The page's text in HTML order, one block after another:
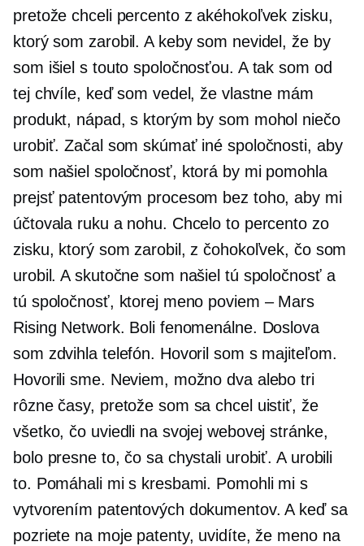
pretože chceli percento z akéhokoľvek zisku,
ktorý som zarobil. A keby som nevidel, že by
som išiel s touto spoločnosťou. A tak som od
tej chvíle, keď som vedel, že vlastne mám
produkt, nápad, s ktorým by som mohol niečo
urobiť. Začal som skúmať iné spoločnosti, aby
som našiel spoločnosť, ktorá by mi pomohla
prejsť patentovým procesom bez toho, aby mi
účtovala ruku a nohu. Chcelo to percento zo
zisku, ktorý som zarobil, z čohokoľvek, čo som
urobil. A skutočne som našiel tú spoločnosť a
tú spoločnosť, ktorej meno poviem – Mars
Rising Network. Boli fenomenálne. Doslova
som zdvihla telefón. Hovoril som s majiteľom.
Hovorili sme. Neviem, možno dva alebo tri
rôzne časy, pretože som sa chcel uistiť, že
všetko, čo uviedli na svojej webovej stránke,
bolo presne to, čo sa chystali urobiť. A urobili
to. Pomáhali mi s kresbami. Pomohli mi s
vytvorením patentových dokumentov. A keď sa
pozriete na moje patenty, uvidíte, že meno na